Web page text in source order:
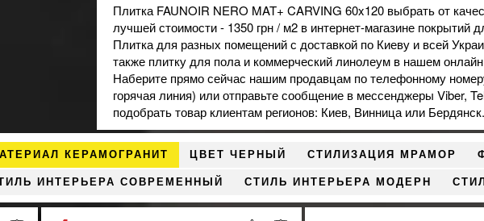
Плитка FAUNOIR NERO MAT+ CARVING 60x120 выбрать от
лучшей стоимости - 1350 грн / м2 в интернет-магазине покрытий
Плитка для разных помещений с доставкой по Киеву и всей
также плитку для пола и коммерческий линолеум в нашем
Наберите прямо сейчас нашим продавцам по телефонному
горячая линия) или отправьте сообщение в мессенджеры Viber,
подобрать товар клиентам регионов: Киев, Винница или Бердянск.
КЕРАМОГРАНИТ ЦВЕТ ЧЕРНЫЙ СТИЛИЗАЦИЯ МРАМОР
ИНТЕРЬЕРА СОВРЕМЕННЫЙ СТИЛЬ ИНТЕРЬЕРА МОДЕРН